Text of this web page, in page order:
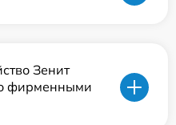
Зенит
фирменными